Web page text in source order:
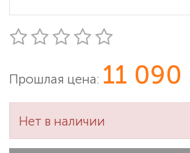
Прошлая цена: 11 090
Нет в наличии